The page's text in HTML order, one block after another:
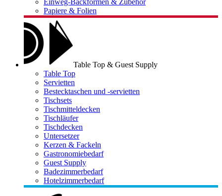
Einweg-Backformen & Zubehör
Papiere & Folien
Table Top & Guest Supply
Table Top
Servietten
Bestecktaschen und -servietten
Tischsets
Tischmitteldecken
Tischläufer
Tischdecken
Untersetzer
Kerzen & Fackeln
Gastronomiebedarf
Guest Supply
Badezimmerbedarf
Hotelzimmerbedarf